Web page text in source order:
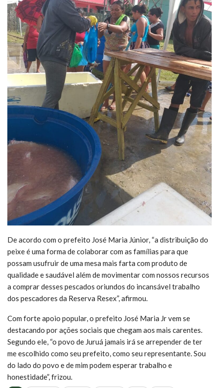
De acordo com o prefeito José Maria Júnior, “a distribuição do
peixe é uma forma de colaborar com as famílias para que
possam usufruir de uma mesa mais farta com produto de
qualidade e saudável além de movimentar com nossos recursos
a comprar desses pescados oriundos do incansável trabalho
dos pescadores da Reserva Resex”, afirmou.
Com forte apoio popular, o prefeito José Maria Jr vem se
destacando por ações sociais que chegam aos mais carentes.
Segundo ele, “o povo de Juruá jamais irá se arrepender de ter
me escolhido como seu prefeito, como seu representante. Sou
do lado do povo e de mim podem esperar trabalho e
honestidade”, frizou.